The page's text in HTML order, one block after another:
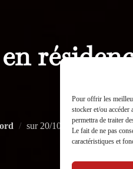
Pour offrir les
stocker et/ou
permettra de traiter
Le fait de ne pas
caractéristiques et
sur Publié
20/10/2024